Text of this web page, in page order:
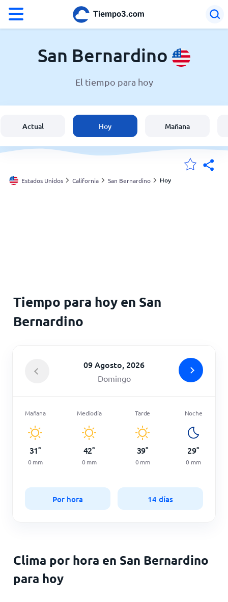
°C
El clima en San Bernardino
España
Argentina
San Bernardino
El tiempo para hoy
Actual Hoy Mañana
Estados Unidos California San Bernardino Hoy
Tiempo para hoy en San
Bernardino
09 Agosto, 2026
Domingo
Mañana
31°
0 mm
Mediodía
42°
0 mm
Tarde
39°
0 mm
Noche
29°
0 mm
Por hora 14 días
Clima por hora en San Bernardino
para hoy